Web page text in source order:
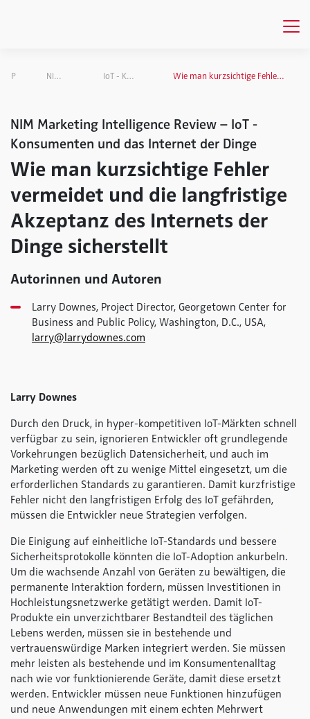
Publikationen
NIM Marketing Intelligence Review IoT - Konsumenten und das Internet der Dinge Wie man kurzsichtige Fehler vermeidet und die langfristige Akzeptanz des Internets der Dinge sicherstellt
NIM Marketing Intelligence Review – IoT -
Konsumenten und das Internet der Dinge
Wie man kurzsichtige Fehler
vermeidet und die langfristige
Akzeptanz des Internets der
Dinge sicherstellt
Autorinnen und Autoren
Larry Downes, Project Director, Georgetown Center for
Business and Public Policy, Washington, D.C., USA,
larry@larrydownes.com
Larry Downes
Durch den Druck, in hyper-kompetitiven IoT-Märkten schnell
verfügbar zu sein, ignorieren Entwickler oft grundlegende
Vorkehrungen bezüglich Datensicherheit, und auch im
Marketing werden oft zu wenige Mittel eingesetzt, um die
erforderlichen Standards zu garantieren. Damit kurzfristige
Fehler nicht den langfristigen Erfolg des IoT gefährden,
müssen die Entwickler neue Strategien verfolgen.
Die Einigung auf einheitliche IoT-Standards und bessere
Sicherheitsprotokolle könnten die IoT-Adoption ankurbeln.
Um die wachsende Anzahl von Geräten zu bewältigen, die
permanente Interaktion fordern, müssen Investitionen in
Hochleistungsnetzwerke getätigt werden. Damit IoT-
Produkte ein unverzichtbarer Bestandteil des täglichen
Lebens werden, müssen sie in bestehende und
vertrauenswürdige Marken integriert werden. Sie müssen
mehr leisten als bestehende und im Konsumentenalltag
nach wie vor funktionierende Geräte, damit diese ersetzt
werden. Entwickler müssen neue Funktionen hinzufügen
und neue Anwendungen mit einem echten Mehrwert